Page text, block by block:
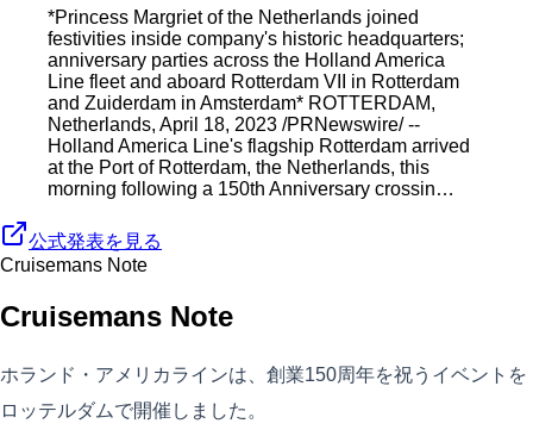
*Princess Margriet of the Netherlands joined
festivities inside company's historic headquarters;
anniversary parties across the Holland America
Line fleet and aboard Rotterdam VII in Rotterdam
and Zuiderdam in Amsterdam* ROTTERDAM,
Netherlands, April 18, 2023 /PRNewswire/ --
Holland America Line's flagship Rotterdam arrived
at the Port of Rotterdam, the Netherlands, this
morning following a 150th Anniversary crossin…
公式発表を見る
Cruisemans Note
Cruisemans Note
ホランド・アメリカラインは、創業150周年を祝うイベントを
ロッテルダムで開催しました。